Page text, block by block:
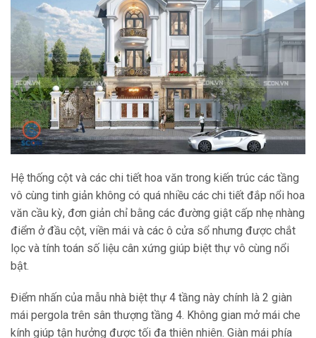
Hệ thống cột và các chi tiết hoa văn trong kiến trúc các tầng
vô cùng tinh giản không có quá nhiều các chi tiết đắp nổi hoa
văn cầu kỳ, đơn giản chỉ bằng các đường giật cấp nhẹ nhàng
điểm ở đầu cột, viền mái và các ô cửa sổ nhưng được chắt
lọc và tính toán số liệu cân xứng giúp biệt thự vô cùng nổi
bật.
Điểm nhấn của mẫu nhà biệt thự 4 tầng này chính là 2 giàn
mái pergola trên sân thượng tầng 4. Không gian mở mái che
kính giúp tận hưởng được tối đa thiên nhiên. Giàn mái phía